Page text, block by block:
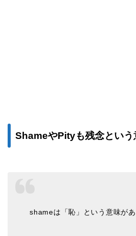
ShameやPityも残念という
shameは「恥」という意味があ